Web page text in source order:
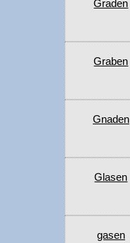
Graden
Graben
Gnaden
Glasen
gasen